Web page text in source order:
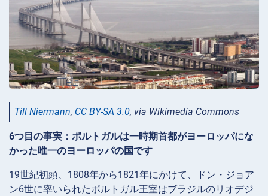
Till Niermann, CC BY-SA 3.0, via Wikimedia Commons
6つ目の事実：ポルトガルは一時期首都がヨーロッパにな
かった唯一のヨーロッパの国です
19世紀初頭、1808年から1821年にかけて、ドン・ジョア
ン6世に率いられたポルトガル王室はブラジルのリオデジ